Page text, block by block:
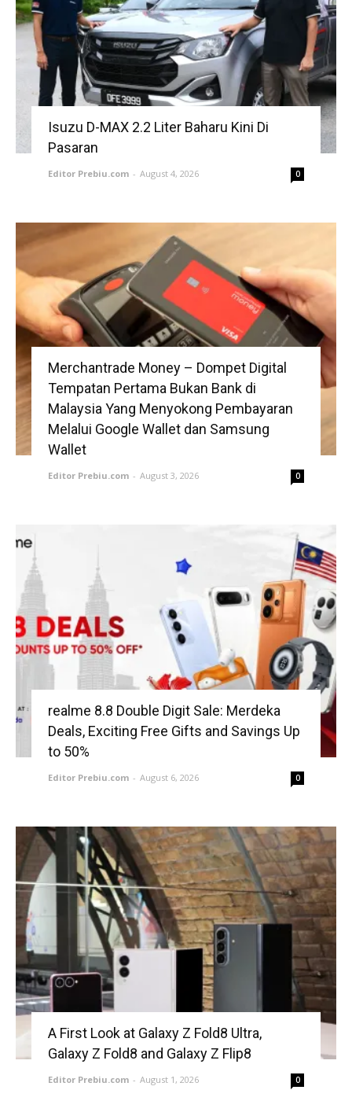
Isuzu D-MAX 2.2 Liter Baharu Kini Di
Pasaran
Editor Prebiu.com - August 4, 2026 0
Merchantrade Money – Dompet Digital
Tempatan Pertama Bukan Bank di
Malaysia Yang Menyokong Pembayaran
Melalui Google Wallet dan Samsung
Wallet
Editor Prebiu.com - August 3, 2026 0
realme 8.8 Double Digit Sale: Merdeka
Deals, Exciting Free Gifts and Savings Up
to 50%
Editor Prebiu.com - August 6, 2026 0
A First Look at Galaxy Z Fold8 Ultra,
Galaxy Z Fold8 and Galaxy Z Flip8
Editor Prebiu.com - August 1, 2026 0